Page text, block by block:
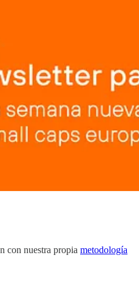
con nuestra propia metodología